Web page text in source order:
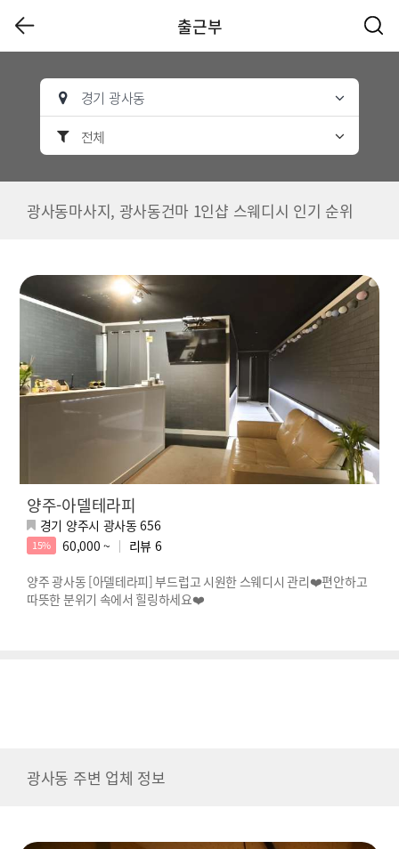
출근부
경기 광사동
전체
광사동마사지, 광사동건마 1인샵 스웨디시 인기 순위
양주-아델테라피
경기 양주시 광사동 656
15% 60,000 ~ 리뷰 6
양주 광사동 [아델테라피] 부드럽고 시원한 스웨디시 관리❤️편안하고
따뜻한 분위기 속에서 힐링하세요❤️
광사동 주변 업체 정보